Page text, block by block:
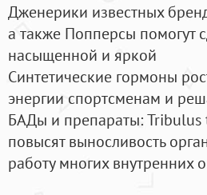
Дженерики известных
а также Попперсы помогут
насыщенной и яркой
Синтетические гормоны
энергии спортсменам и
БАДы и препараты:Tribulus
повысят выносливость
работу многих внутренних